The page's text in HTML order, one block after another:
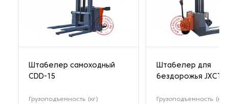
Штабелер самоходный
CDD-15
Грузоподъемность (кг)
Штабелер для
бездорожья
Грузоподъемность (кг)